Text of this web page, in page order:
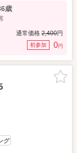
歳
通常価格 2,400円
初参加 0円
グ